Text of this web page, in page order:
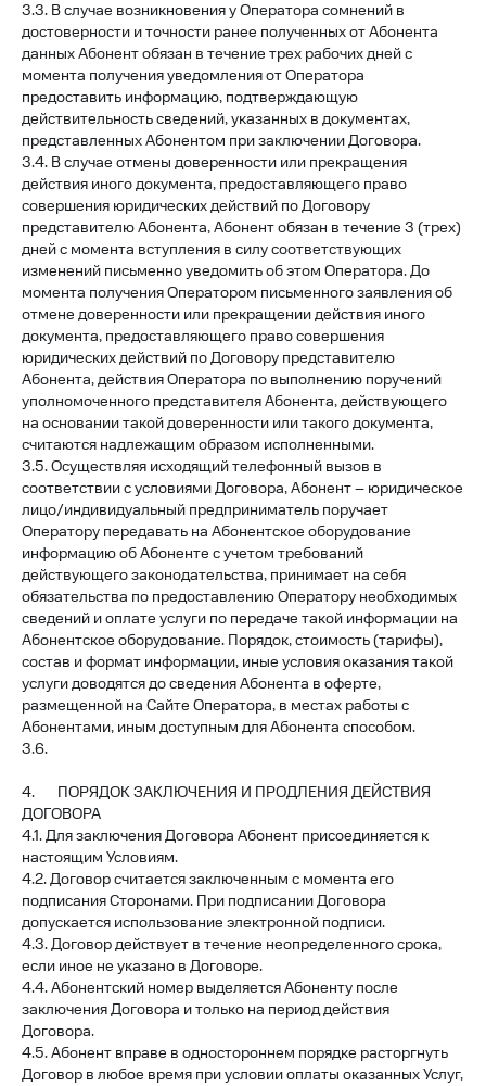
3.3. В случае возникновения у Оператора сомнений в
достоверности и точности ранее полученных от Абонента
данных Абонент обязан в течение трех рабочих дней с
момента получения уведомления от Оператора
предоставить информацию, подтверждающую
действительность сведений, указанных в документах,
представленных Абонентом при заключении Договора.
3.4. В случае отмены доверенности или прекращения
действия иного документа, предоставляющего право
совершения юридических действий по Договору
представителю Абонента, Абонент обязан в течение 3 (трех)
дней с момента вступления в силу соответствующих
изменений письменно уведомить об этом Оператора. До
момента получения Оператором письменного заявления об
отмене доверенности или прекращении действия иного
документа, предоставляющего право совершения
юридических действий по Договору представителю
Абонента, действия Оператора по выполнению поручений
уполномоченного представителя Абонента, действующего
на основании такой доверенности или такого документа,
считаются надлежащим образом исполненными.
3.5. Осуществляя исходящий телефонный вызов в
соответствии с условиями Договора, Абонент – юридическое
лицо/индивидуальный предприниматель поручает
Оператору передавать на Абонентское оборудование
информацию об Абоненте с учетом требований
действующего законодательства, принимает на себя
обязательства по предоставлению Оператору необходимых
сведений и оплате услуги по передаче такой информации на
Абонентское оборудование. Порядок, стоимость (тарифы),
состав и формат информации, иные условия оказания такой
услуги доводятся до сведения Абонента в оферте,
размещенной на Сайте Оператора, в местах работы с
Абонентами, иным доступным для Абонента способом.
3.6.
4. ПОРЯДОК ЗАКЛЮЧЕНИЯ И ПРОДЛЕНИЯ ДЕЙСТВИЯ
ДОГОВОРА
4.1. Для заключения Договора Абонент присоединяется к
настоящим Условиям.
4.2. Договор считается заключенным с момента его
подписания Сторонами. При подписании Договора
допускается использование электронной подписи.
4.3. Договор действует в течение неопределенного срока,
если иное не указано в Договоре.
4.4. Абонентский номер выделяется Абоненту после
заключения Договора и только на период действия
Договора.
4.5. Абонент вправе в одностороннем порядке расторгнуть
Договор в любое время при условии оплаты оказанных Услуг,